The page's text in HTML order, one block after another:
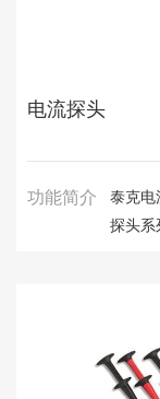
电流探头
功能简介
泰克电
探头系
数和
标度。